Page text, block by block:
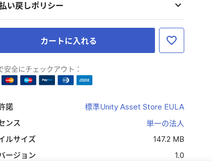
い戻しポリシー
カートに入れる
安全にチェックアウト：
諾
標準Unity Asset Store EULA
ンス
単一の法人
ルサイズ
147.2 MB
ージョン
1.0